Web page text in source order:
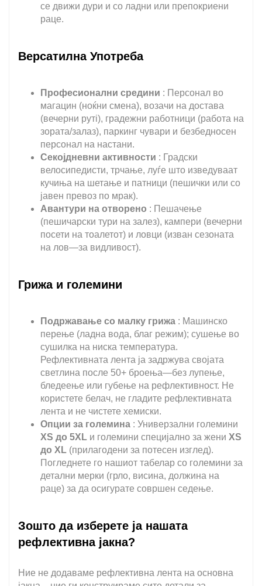
се движи дури и со ладни или препокриени
раце.
Версатилна Употреба
Професионални средини : Персонал во
магацин (ноќни смена), возачи на достава
(вечерни рутi), градежни работници (работа на
зората/залаз), паркинг чувари и безбедносен
персонал на настани.
Секојдневни активности : Градски
велосипедисти, трчање, луѓе што изведуваат
кучиња на шетање и патници (пешички или со
јавен превоз по мрак).
Авантури на отворено : Пешачење
(пешичарски тури на залез), кампери (вечерни
посети на тоалетот) и ловци (изван сезоната
на лов—за видливост).
Грижа и големини
Подржавање со малку грижа : Машинско
перење (ладна вода, благ режим); сушење во
сушилка на ниска температура.
Рефлективната лента ја задржува својата
светлина после 50+ броења—без лупење,
бледеење или губење на рефлективност. Не
користете белач, не гладите рефлективната
лента и не чистете хемиски.
Опции за големина : Универзални големини
XS до 5XL и големини специјално за жени XS
до XL (прилагодени за потесен изглед).
Погледнете го нашиот табелар со големини за
детални мерки (грло, висина, должина на
раце) за да осигурате совршен седење.
Зошто да изберете ја нашата
рефлективна јакна?
Ние не додаваме рефлективна лента на основна